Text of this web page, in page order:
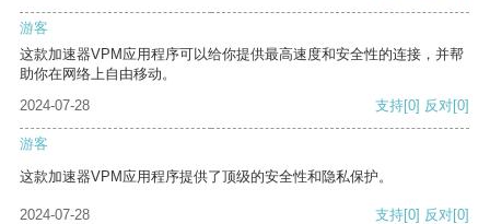
游客
这款加速器VPM应用程序可以给你提供最高速度和安全性的连接，并帮
助你在网络上自由移动。
2024-07-28
支持[0] 反对[0]
游客
这款加速器VPM应用程序提供了顶级的安全性和隐私保护。
2024-07-28 支持[0] 反对[0]